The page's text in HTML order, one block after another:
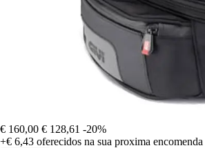
€ 160,00 € 128,61 -20%
+€ 6,43 oferecidos na sua proxima encomenda